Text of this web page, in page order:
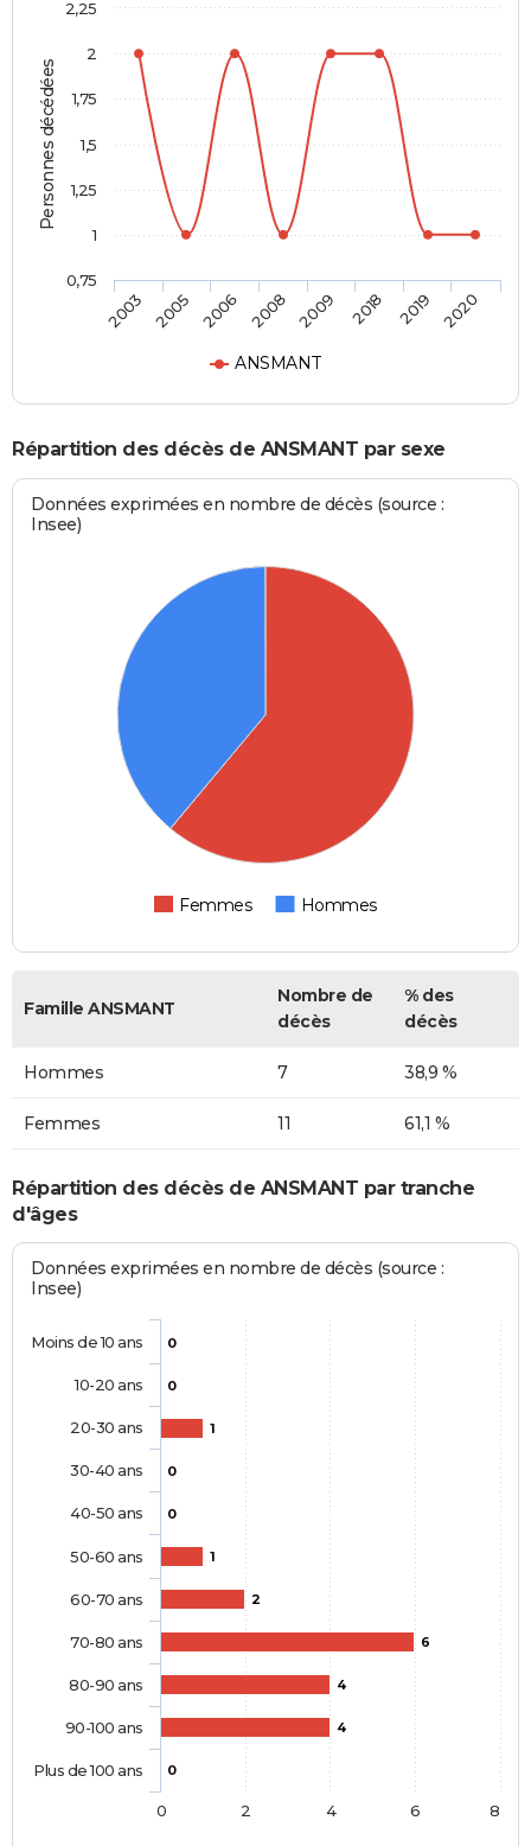
Personnes décédées
ANSMANT
2003 2005 2006 2008 2009 2018 2019 2020
0,75
1
1,25
1,5
1,75
2
2,25
Répartition des décès de ANSMANT par sexe
Données exprimées en nombre de décès (source :
Insee)
Femmes Hommes
Famille ANSMANT
Nombre de
décès
% des
décès
Hommes 7 38,9 %
Femmes 11 61,1 %
Répartition des décès de ANSMANT par tranche
d'âges
Données exprimées en nombre de décès (source :
Insee)
0
0
1
0
0
1
2
6
4
4
0
Moins de 10 ans
10-20 ans
20-30 ans
30-40 ans
40-50 ans
50-60 ans
60-70 ans
70-80 ans
80-90 ans
90-100 ans
Plus de 100 ans
0 2 4 6 8